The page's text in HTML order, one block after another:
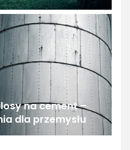
na cement –
dla przemysłu